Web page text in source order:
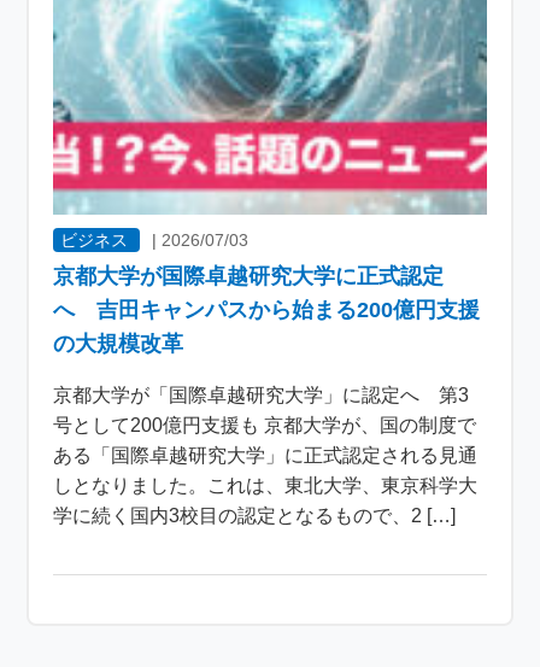
ビジネス |2026/07/03
京都大学が国際卓越研究大学に正式認定
へ 吉田キャンパスから始まる200億円支援
の大規模改革
京都大学が「国際卓越研究大学」に認定へ 第3
号として200億円支援も 京都大学が、国の制度で
ある「国際卓越研究大学」に正式認定される見通
しとなりました。これは、東北大学、東京科学大
学に続く国内3校目の認定となるもので、2 […]